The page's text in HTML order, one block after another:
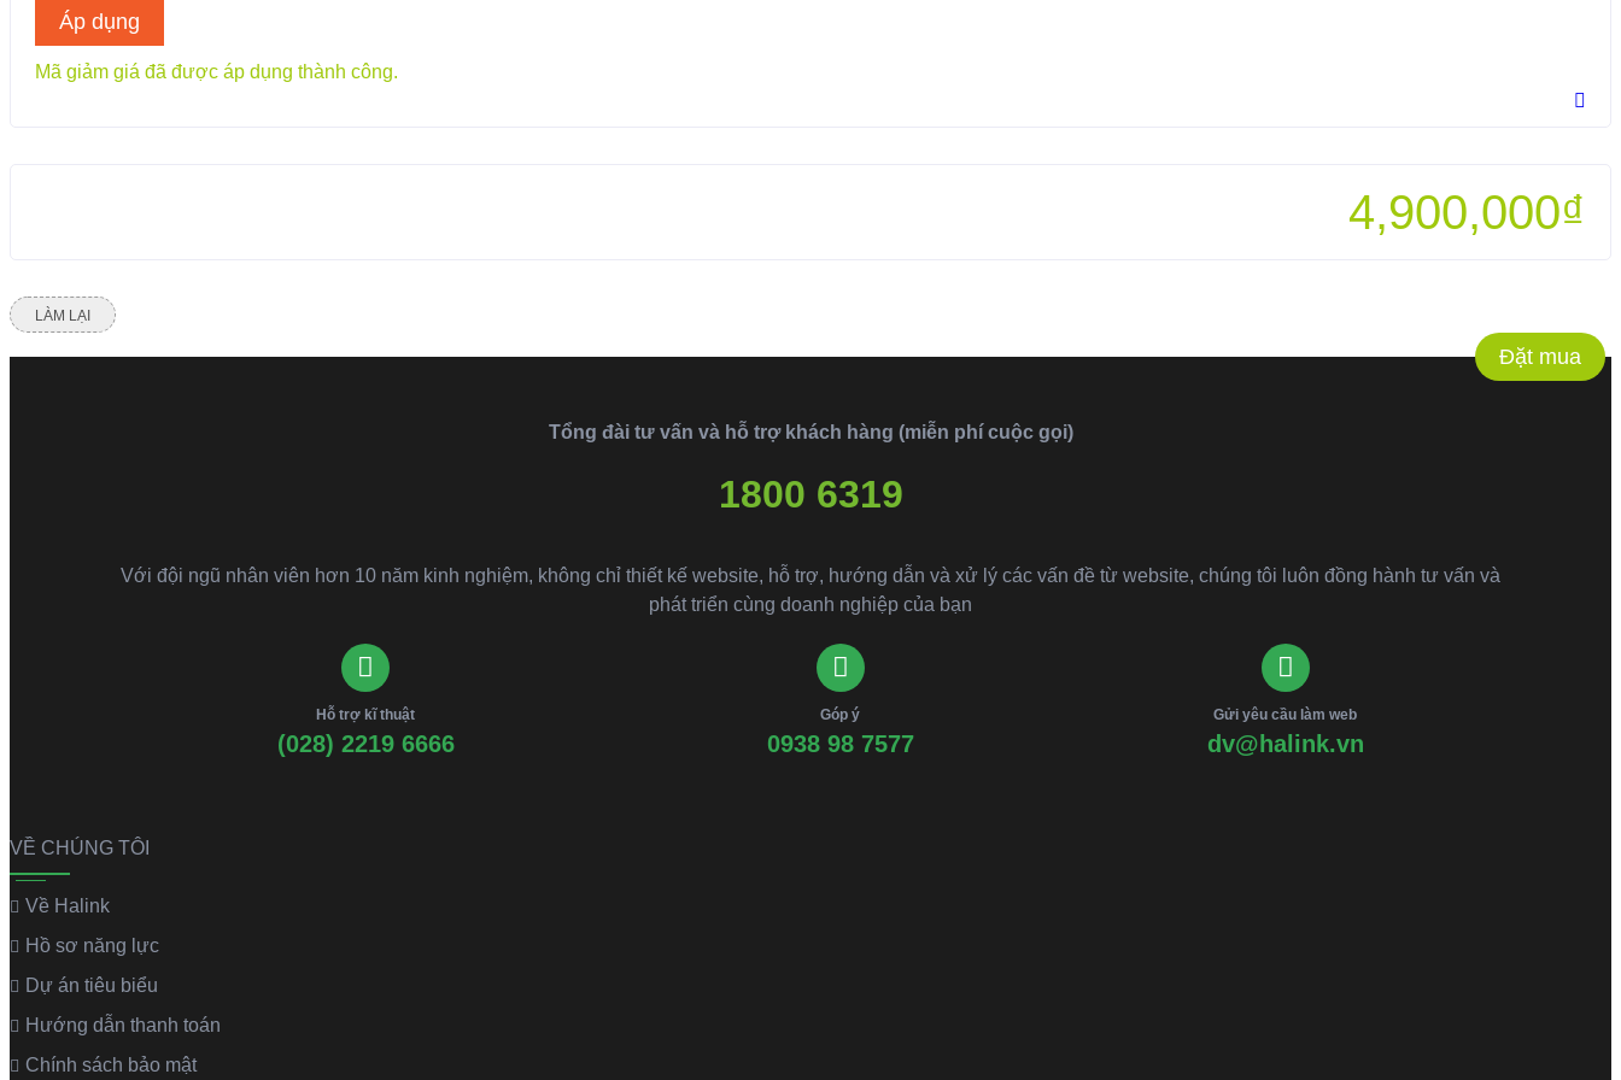
Áp dụng
Mã giảm giá đã được áp dụng thành công.
4,900,000₫
LÀM LẠI
Đặt mua
Tổng đài tư vấn và hỗ trợ khách hàng (miễn phí cuộc gọi)
1800 6319
Với đội ngũ nhân viên hơn 10 năm kinh nghiệm, không chỉ thiết kế website, hỗ trợ, hướng dẫn và xử lý các vấn đề từ website, chúng tôi luôn đồng hành tư vấn và
phát triển cùng doanh nghiệp của bạn
Hỗ trợ kĩ thuật
(028) 2219 6666
Góp ý
0938 98 7577
Gửi yêu cầu làm web
dv@halink.vn
VỀ CHÚNG TÔI
Về Halink
Hồ sơ năng lực
Dự án tiêu biểu
Hướng dẫn thanh toán
Chính sách bảo mật